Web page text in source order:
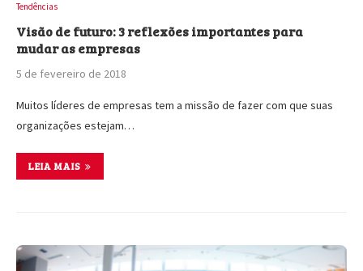
Tendências
Visão de futuro: 3 reflexões importantes para
mudar as empresas
5 de fevereiro de 2018
Muitos líderes de empresas tem a missão de fazer com que suas
organizações estejam…
LEIA MAIS